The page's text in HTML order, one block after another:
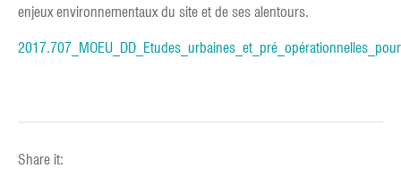
enjeux environnementaux du site et de ses alentours.
Share it: